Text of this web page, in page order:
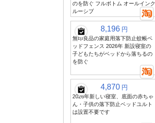
のを防ぐ フルボトム オールインク
ルーシブ
8,196 円
無印良品の家庭用落下防止蚊帳ベ
ッドフェンス 2026年 新設寝室の
子どもたちがベッドから落ちるの
を防ぐ
4,870 円
2026年新しい寝室、底面の赤ちゃ
ん・子供の落下防止ベッドユルト
は設置不要です